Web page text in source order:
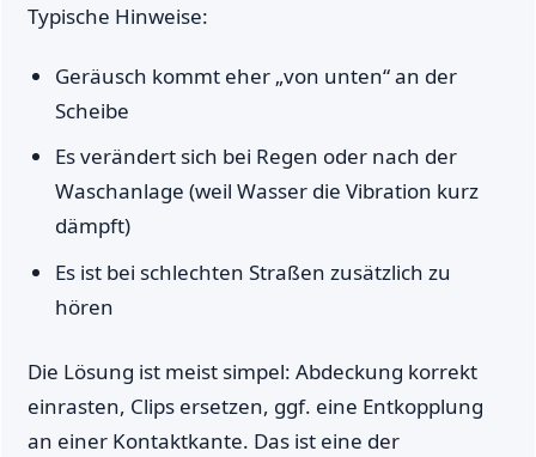
Typische Hinweise:
Geräusch kommt eher „von unten“ an der
Scheibe
Es verändert sich bei Regen oder nach der
Waschanlage (weil Wasser die Vibration kurz
dämpft)
Es ist bei schlechten Straßen zusätzlich zu
hören
Die Lösung ist meist simpel: Abdeckung korrekt
einrasten, Clips ersetzen, ggf. eine Entkopplung
an einer Kontaktkante. Das ist eine der